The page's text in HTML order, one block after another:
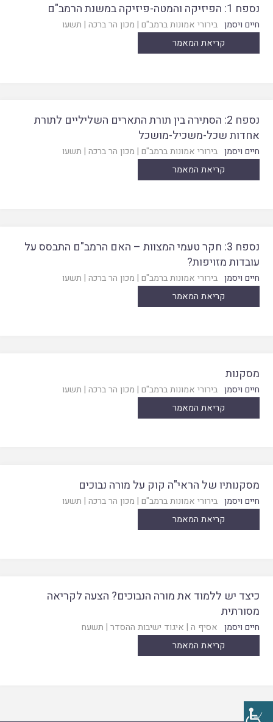
נספח 1: הפיזיקה והמטה-פיזיקה במשנת הרמב"ם
חיים ויסמן בירורי אמונות ברמב"ם | מכון הר ברכה | תשעו
קריאת המאמר
נספח 2: הסתירה בין תורת התארים השליליים לתורת
אחדות שכל-משכיל-מושכל
חיים ויסמן בירורי אמונות ברמב"ם | מכון הר ברכה | תשעו
קריאת המאמר
נספח 3: חקר טעמי המצוות – האם הרמב"ם התבסס על
עובדות מזויפות?
חיים ויסמן בירורי אמונות ברמב"ם | מכון הר ברכה | תשעו
קריאת המאמר
מסקנות
חיים ויסמן בירורי אמונות ברמב"ם | מכון הר ברכה | תשעו
קריאת המאמר
מסקנותיו של הראי"ה קוק על מורה נבוכים
חיים ויסמן בירורי אמונות ברמב"ם | מכון הר ברכה | תשעו
קריאת המאמר
כיצד יש ללמוד את מורה הנבוכים? הצעה לקריאה
מסורתית
חיים ויסמן אסיף ה | איגוד ישיבות ההסדר | תשעח
קריאת המאמר